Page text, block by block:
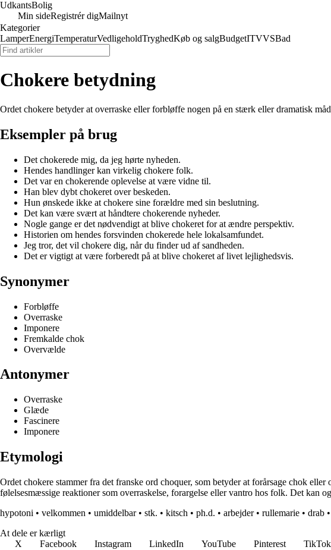
UdkantsBolig
Min sideRegistrér digMailnyt
Kategorier
LamperEnergiTemperaturVedligeholdTryghedKøb og salgBudgetITVVSBad
Chokere betydning
Ordet chokere betyder at overraske eller forbløffe nogen på en stærk eller dramatisk
Eksempler på brug
Det chokerede mig, da jeg hørte nyheden.
Hendes handlinger kan virkelig chokere folk.
Det var en chokerende oplevelse at være vidne til.
Han blev dybt chokeret over beskeden.
Hun ønskede ikke at chokere sine forældre med sin beslutning.
Det kan være svært at håndtere chokerende nyheder.
Nogle gange er det nødvendigt at blive chokeret for at ændre perspektiv.
Historien om hendes forsvinden chokerede hele lokalsamfundet.
Jeg tror, det vil chokere dig, når du finder ud af sandheden.
Det er vigtigt at være forberedt på at blive chokeret af livet lejlighedsvis.
Synonymer
Forbløffe
Overraske
Imponere
Fremkalde chok
Overvælde
Antonymer
Overraske
Glæde
Fascinere
Imponere
Etymologi
Ordet chokere stammer fra det franske ord choquer, som betyder at forårsage chok
følelsesmæssige reaktioner som overraskelse, forargelse eller vantro hos folk. Det kan
hypotoni • velkommen • umiddelbar• stk. • kitsch • ph.d. • arbejder• rullemarie • drab •
At dele er kærligt
X
Facebook Instagram LinkedIn YouTube Pinterest TikTok